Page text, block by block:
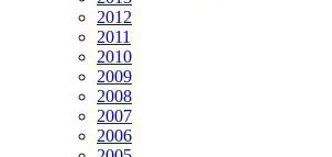
2012
2011
2010
2009
2008
2007
2006